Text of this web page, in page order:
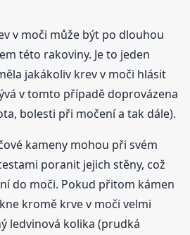
v moči může být po dlouhou
této rakoviny. Je to jeden
jakákoliv krev v moči hlásit
v tomto případě doprovázena
bolesti při močení a tak dále).
kameny mohou při svém
poranit jejich stěny, což
do moči. Pokud přitom kámen
kromě krve v moči velmi
ledvinová kolika (prudká